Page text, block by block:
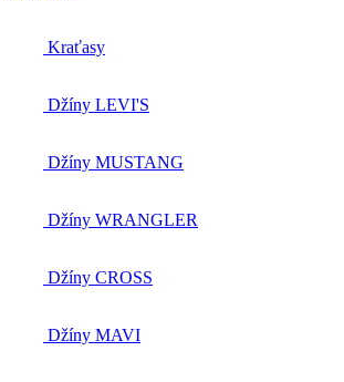
Kraťasy
Džíny LEVI'S
Džíny MUSTANG
Džíny WRANGLER
Džíny CROSS
Džíny MAVI